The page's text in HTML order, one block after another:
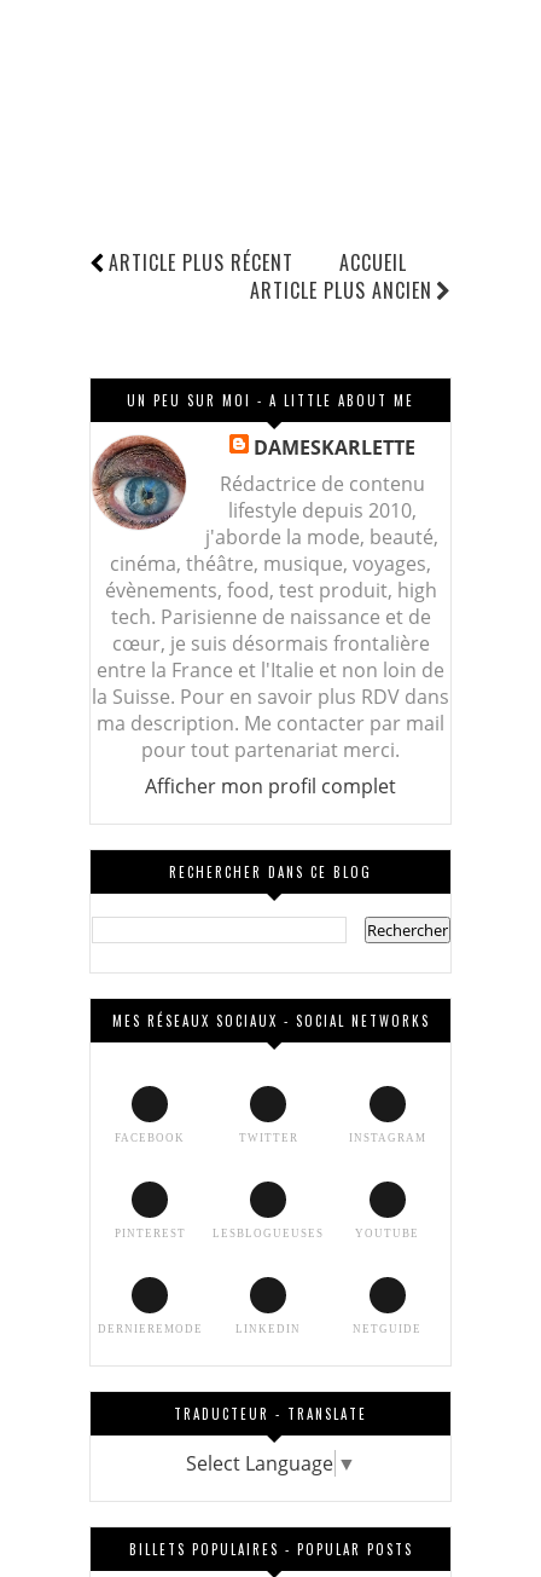
ARTICLE PLUS RÉCENT
ARTICLE PLUS ANCIEN
ACCUEIL
UN PEU SUR MOI - A LITTLE ABOUT ME
DAMESKARLETTE
Rédactrice de contenu
lifestyle depuis 2010,
j'aborde la mode, beauté,
cinéma, théâtre, musique, voyages,
évènements, food, test produit, high
tech. Parisienne de naissance et de
cœur, je suis désormais frontalière
entre la France et l'Italie et non loin de
la Suisse. Pour en savoir plus RDV dans
ma description. Me contacter par mail
pour tout partenariat merci.
Afficher mon profil complet
RECHERCHER DANS CE BLOG
MES RÉSEAUX SOCIAUX - SOCIAL NETWORKS
FACEBOOK TWITTER INSTAGRAM
PINTEREST LESBLOGUEUSES YOUTUBE
DERNIEREMODE LINKEDIN NETGUIDE
TRADUCTEUR - TRANSLATE
Select Language ▼
BILLETS POPULAIRES - POPULAR POSTS